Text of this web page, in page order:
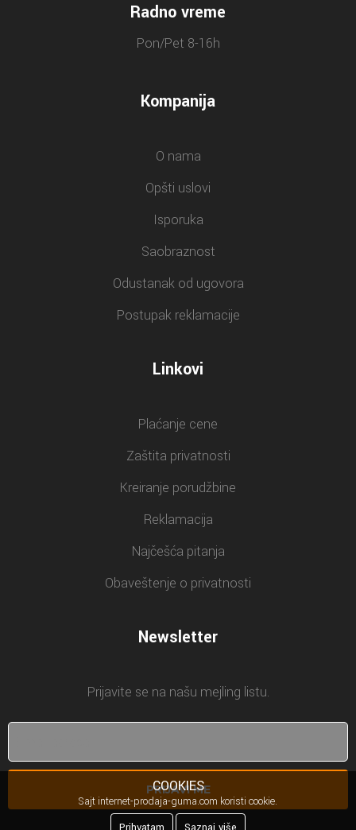
Radno vreme
Pon/Pet 8-16h
Kompanija
O nama
Opšti uslovi
Isporuka
Saobraznost
Odustanak od ugovora
Postupak reklamacije
Linkovi
Plaćanje cene
Zaštita privatnosti
Kreiranje porudžbine
Reklamacija
Najčešća pitanja
Obaveštenje o privatnosti
Newsletter
Prijavite se na našu mejling listu.
PRIJAVI ME
COOKIES
Sajt internet-prodaja-guma.com koristi cookie.